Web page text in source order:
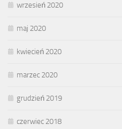
wrzesień 2020
maj 2020
kwiecień 2020
marzec 2020
grudzień 2019
czerwiec 2018